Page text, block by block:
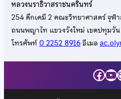
หลวงนราธิวาสราชนครินทร์
254 ตึกเคมี 2 คณะวิทยาศาสตร์ จุฬ
ถนนพญาไท แขวงวังใหม่ เขตปทุมวั
โทรศัพท์0 2252 8916อีเมล